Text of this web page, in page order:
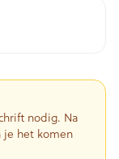
nodig. Na
je het komen